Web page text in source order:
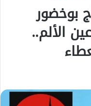
بوخضور
الألم..